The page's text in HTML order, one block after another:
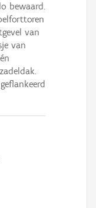
bewaard.
van
van